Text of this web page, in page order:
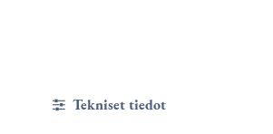
Tekniset tiedot